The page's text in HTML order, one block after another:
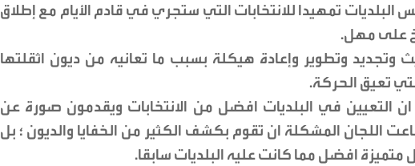
تمهيدا للانتخابات التي ستجري في قادم الأيام مع إطلاق
على مهل.
وتجديد وتطوير وإعادة هيكلة بسبب ما تعانيه من ديون اثقلتها
تعيق الحركة.
التعيين في البلديات افضل من الانتخابات ويقدمون صورة عن
اللجان المشكلة ان تقوم بكشف الكثير من الخفايا والديون ؛ بل
متميزة افضل مما كانت عليه البلديات سابقا.